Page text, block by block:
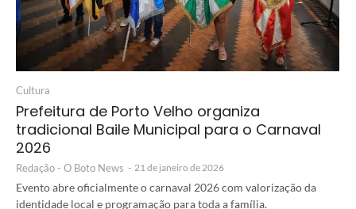
Cultura
Prefeitura de Porto Velho organiza
tradicional Baile Municipal para o Carnaval
2026
Redação - O Boto News - 21 de janeiro de 2026
Evento abre oficialmente o carnaval 2026 com valorização da
identidade local e programação para toda a família.